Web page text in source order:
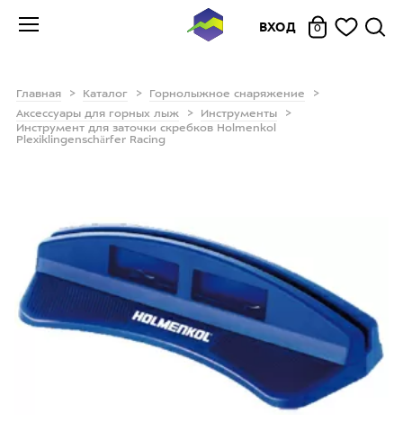
ВХОД 0
Главная Каталог
Горнолыжное снаряжение
Аксессуары для горных лыж
Инструменты
Инструмент для заточки скребков Holmenkol
Plexiklingenschärfer Racing